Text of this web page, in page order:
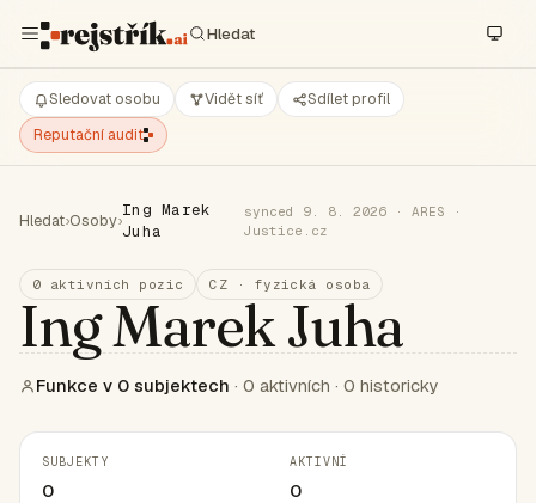
Sledovat osobu Vidět síť
Sdílet profil
Reputační audit
Hledat›Osoby›
Ing Marek
Juha
synced 9. 8. 2026 · ARES ·
Justice.cz
0 aktivních pozic CZ · fyzická osoba
Ing Marek Juha
Funkce v 0 subjektech · 0 aktivních · 0 historicky
SUBJEKTY
0
AKTIVNÍ
0